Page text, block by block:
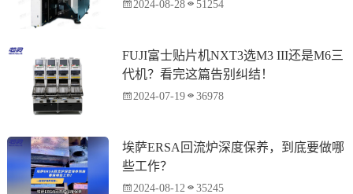
2024-08-28 51254
FUJI富士贴片机NXT3选M3 III还是M6三
代机？看完这篇告别纠结！
2024-07-19 36978
埃萨ERSA回流炉深度保养，到底要做哪
些工作？
2024-08-12 35245